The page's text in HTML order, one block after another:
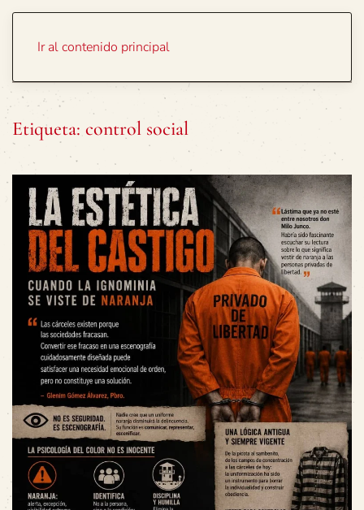
Ir al contenido principal
Etiqueta: control social